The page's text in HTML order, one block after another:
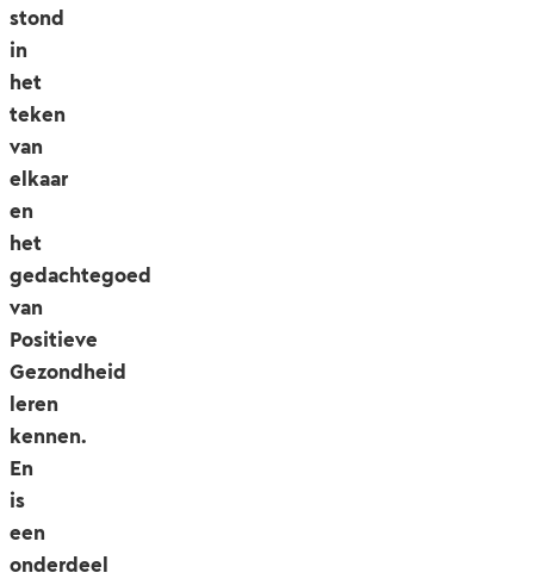
stond
in
het
teken
van
elkaar
en
het
gedachtegoed
van
Positieve
Gezondheid
leren
kennen.
En
is
een
onderdeel